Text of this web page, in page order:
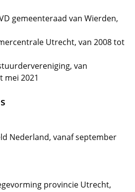
gemeenteraad van Wierden,
Utrecht, van 2008 tot
van
mei 2021
Nederland, vanaf september
provincie Utrecht,